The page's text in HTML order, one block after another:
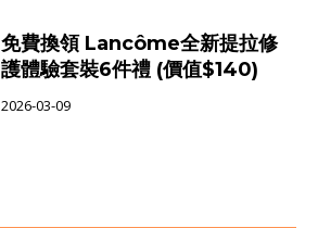
免費換領 Lancôme全新提拉修
護體驗套裝6件禮 (價值$140)
2026-03-09